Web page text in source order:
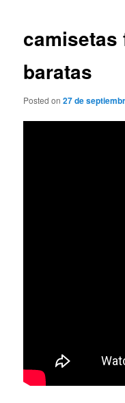
baratas
Posted on27 de